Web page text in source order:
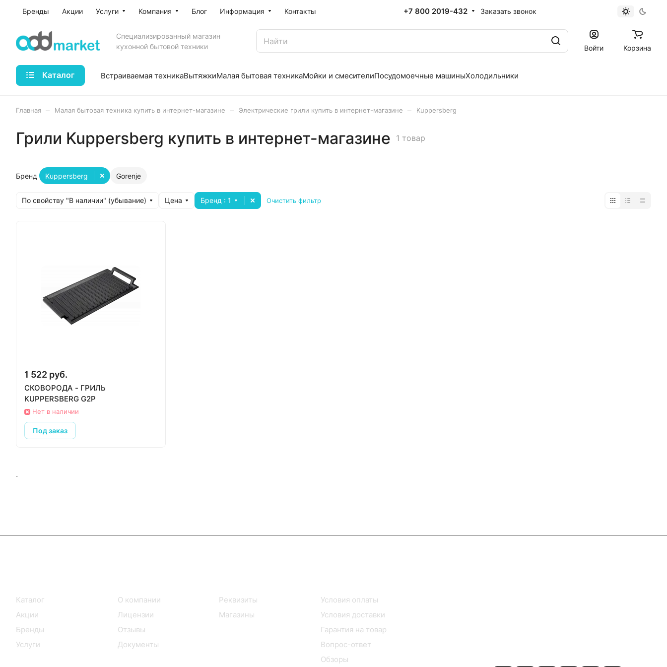
Бренды Акции Услуги Компания Блог Информация Контакты +7 800 2019-432 Заказать звонок
Специализированный магазин
кухонной бытовой техники
Войти Корзина
Каталог Встраиваемая техникаВытяжкиМалая бытовая техникаМойки и смесителиПосудомоечные машиныХолодильники
Главная Малая бытовая техника купить в интернет-магазине Электрические грили купить в интернет-магазине Kuppersberg
Грили Kuppersberg купить в интернет-магазине 1 товар
Бренд Gorenje
Kuppersberg
По свойству "В наличии" (убывание) Цена Бренд : 1 Очистить фильтр
1 522 руб.
СКОВОРОДА - ГРИЛЬ
KUPPERSBERG G2P
Нет в наличии
Под заказ
.
Каталог
Акции
Бренды
Услуги
О компании
Лицензии
Отзывы
Документы
Реквизиты
Магазины
Условия оплаты
Условия доставки
Гарантия на товар
Вопрос-ответ
Обзоры